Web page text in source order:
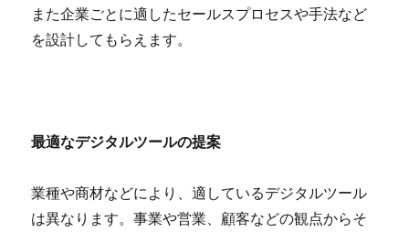
また企業ごとに適したセールスプロセスや手法など
を設計してもらえます。
最適なデジタルツールの提案
業種や商材などにより、適しているデジタルツール
は異なります。事業や営業、顧客などの観点からそ